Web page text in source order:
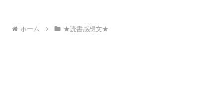
ホーム ★読書感想文★